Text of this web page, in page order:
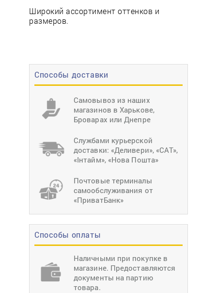
Способы доставки
Самовывоз из наших
магазинов в Харькове,
Броварах или Днепре
Службами курьерской
доставки: «Деливери», «САТ»,
«Інтайм», «Нова Пошта»
Почтовые терминалы
самообслуживания от
«ПриватБанк»
Способы оплаты
Наличными при покупке в
магазине. Предоставляются
документы на партию
товара.
Широкий ассортимент оттенков и
размеров.